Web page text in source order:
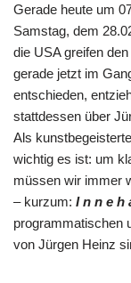
Gerade heute um
Samstag, dem
die USA greifen
gerade jetzt im
entschieden,
stattdessen über
Als
wichtig es ist: um
müssen wir immer
– kurzum: I n n e h
programmatischen
von Jürgen Heinz